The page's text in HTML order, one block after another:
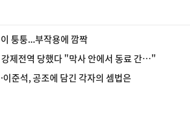
퉁퉁...부작용에 깜짝
제전역 당했다 "막사 안에서 동료 간…"
준석, 공조에 담긴 각자의 셈법은